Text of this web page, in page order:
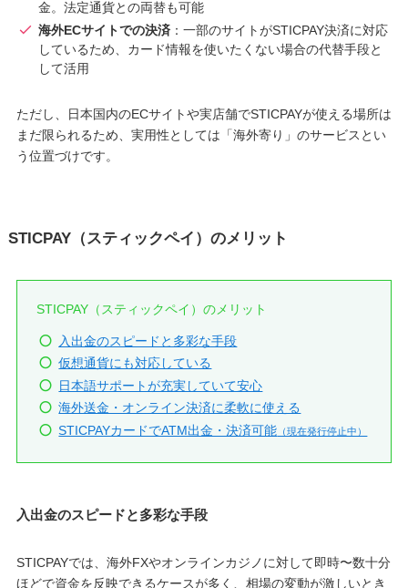
金。法定通貨との両替も可能
海外ECサイトでの決済 ：一部のサイトがSTICPAY決済に対応
しているため、カード情報を使いたくない場合の代替手段と
して活用
ただし、日本国内のECサイトや実店舗でSTICPAYが使える場所は
まだ限られるため、実用性としては「海外寄り」のサービスとい
う位置づけです。
STICPAY（スティックペイ）のメリット
STICPAY（スティックペイ）のメリット
入出金のスピードと多彩な手段
仮想通貨にも対応している
日本語サポートが充実していて安心
海外送金・オンライン決済に柔軟に使える
STICPAYカードでATM出金・決済可能 （現在発行停止中）
入出金のスピードと多彩な手段
STICPAYでは、海外FXやオンラインカジノに対して即時〜数十分
ほどで資金を反映できるケースが多く、相場の変動が激しいとき